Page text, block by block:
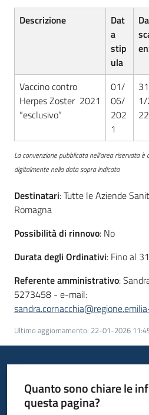
Piattaforme
telematiche
English
su
Descrizione
Dat
a
stip
ula
Vaccino contro
Herpes Zoster 2021
“esclusivo”
01/
06/
202
1
22
La convenzione pubblicata nell’area riservata
digitalmente nella data sopra indicata
Destinatari: Tutte le Aziende
Romagna
Possibilità di rinnovo: No
Durata degli Ordinativi: Fino al
Referente amministrativo:
5273458 - e-mail:
Ultimo aggiornamento: 22-01-2026
Quanto sono chiare le
questa pagina?